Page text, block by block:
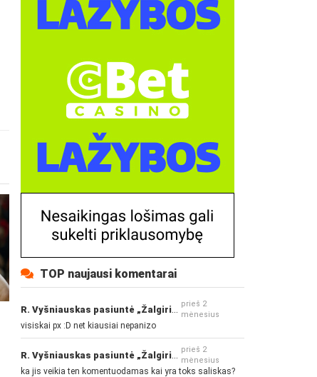
TOP naujausi komentarai
prieš 2
mėnesius
visiskai px :D net kiausiai nepanizo
prieš 2
mėnesius
ka jis veikia ten komentuodamas kai yra toks saliskas?